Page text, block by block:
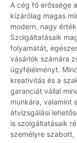
A cég fő erőssége
kizárólag magas
modern, nagy
Szolgáltatásaik
folyamatát,
vásárlók számára
ügyfélélményt.
kreativitás és a
garanciát vállal
munkára, valamint
átvizsgálási
is szolgáltatásaik
személyre